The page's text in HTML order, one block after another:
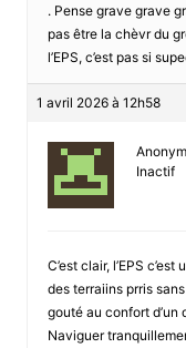
. Pense grave grave
pas être la chèvr du
l’EPS, c’est pas si
1 avril 2026 à 12h58
Inactif
C’est clair, l’EPS
des terraiins prris
gouté au confort d’un
Naviguer